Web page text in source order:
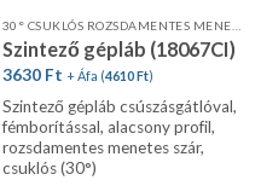
Szintező gépláb (18067CI)
3630 Ft + Áfa (4610Ft)
Szintező gépláb csúszásgátlóval,
fémborítással, alacsony profil,
rozsdamentes menetes szár,
csuklós (30°)